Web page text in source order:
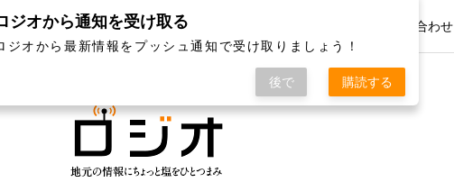
？ 特集 記事ランキング お問い合わせ
ジオから通知を受け取る
ジオから最新情報をプッシュ通知で受け取りましょう！
後で 購読する